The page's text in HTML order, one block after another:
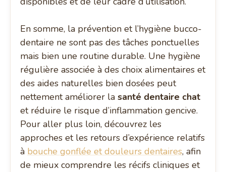
En somme, la prévention et l’hygiène bucco-
dentaire ne sont pas des tâches ponctuelles
mais bien une routine durable. Une hygiène
régulière associée à des choix alimentaires et
des aides naturelles bien dosées peut
nettement améliorer lasanté dentaire chat
et réduire le risque d’inflammation gencive.
Pour aller plus loin, découvrez les
approches et les retours d’expérience relatifs
à bouche gonflée et douleurs dentaires, afin
de mieux comprendre les récifs cliniques et